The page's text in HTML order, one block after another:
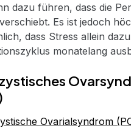
dazu führen, dass die
Es ist jedoch
dass Stress allein
monatelang
Ovarialsyndrom